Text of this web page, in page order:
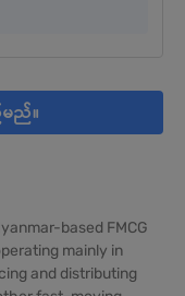
ည်။
based FMCG
mainly in
and distributing